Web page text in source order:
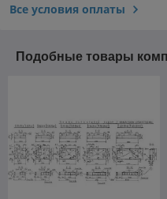
Все условия оплаты
Подобные товары